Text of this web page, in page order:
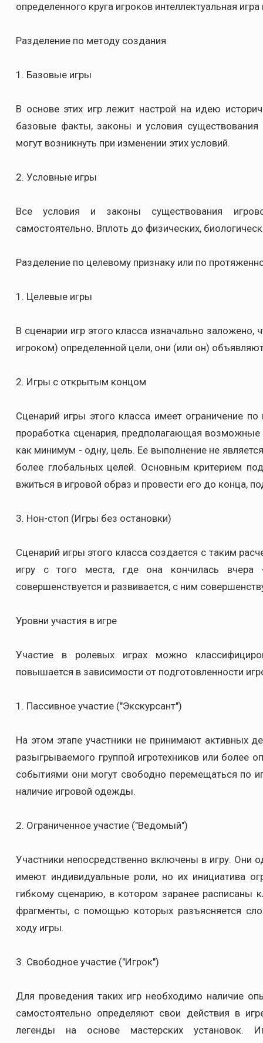
определенного круга игроков интеллектуальная
Разделение по методу создания
1. Базовые игры
В основе этих игр лежит настрой на идею
базовые факты, законы и условия
могут возникнуть при изменении этих условий.
2. Условные игры
Все условия и законы существования
самостоятельно. Вплоть до физических,
Разделение по целевому признаку или по
1. Целевые игры
В сценарии игр этого класса изначально
игроком) определенной цели, они (или он)
2. Игры с открытым концом
Сценарий игры этого класса имеет ограничение
проработка сценария, предполагающая
как минимум - одну, цель. Ее выполнение не
более глобальных целей. Основным критерием
вжиться в игровой образ и провести его до конца,
3. Нон-стоп (Игры без остановки)
Сценарий игры этого класса создается с таким
игру с того места, где она кончилась
совершенствуется и развивается, с ним
Уровни участия в игре
Участие в ролевых играх можно
повышается в зависимости от подготовленности
1. Пассивное участие ("Экскурсант")
На этом этапе участники не принимают активных
разыгрываемого группой игротехников или
событиями они могут свободно перемещаться по
наличие игровой одежды.
2. Ограниченное участие ("Ведомый")
Участники непосредственно включены в игру.
имеют индивидуальные роли, но их инициатива
гибкому сценарию, в котором заранее расписаны
фрагменты, с помощью которых разъясняется
ходу игры.
3. Свободное участие ("Игрок")
Для проведения таких игр необходимо наличие
самостоятельно определяют свои действия в
легенды на основе мастерских установок.